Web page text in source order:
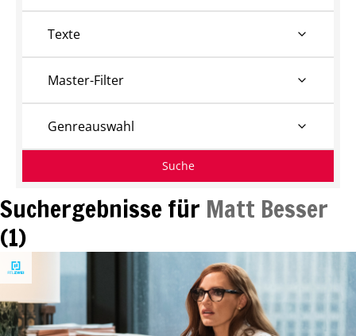
Suchergebnisse für Matt Besser
(1)
Texte
Master-Filter
Genreauswahl
Suche